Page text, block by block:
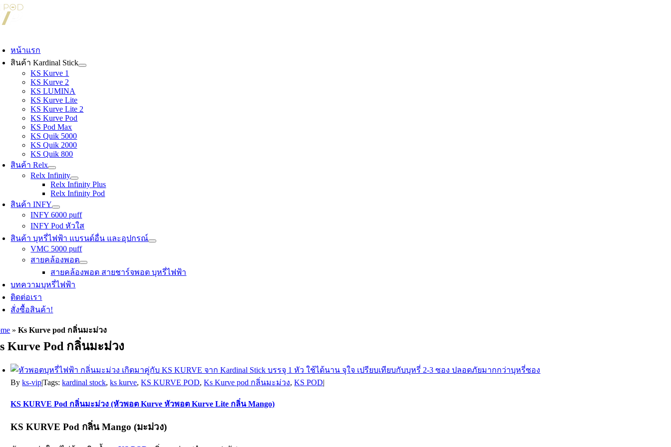
Skip
to
content
หน้าแรก
สินค้า Kardinal Stick
KS Kurve 1
KS Kurve 2
KS LUMINA
KS Kurve Lite
KS Kurve Lite 2
KS Kurve Pod
KS Pod Max
KS Quik 5000
KS Quik 2000
KS Quik 800
สินค้า Relx
Relx Infinity
Relx Infinity Plus
Relx Infinity Pod
สินค้า INFY
INFY 6000 puff
INFY Pod หัวใส
สินค้า บุหรี่ไฟฟ้า แบรนด์อื่น และอุปกรณ์
VMC 5000 puff
สายคล้องพอต
สายคล้องพอต สายชาร์จพอต บุหรี่ไฟฟ้า
บทความบุหรี่ไฟฟ้า
ติดต่อเรา
สั่งซื้อสินค้า!
»Ks Kurve pod กลิ่นมะม่วง
Kurve Pod กลิ่นมะม่วง
Byks-vip|Tags:kardinal stock,ks kurve,KS KURVE POD,Ks Kurve pod กลิ่นมะม่วง,KS POD|
KS KURVE Pod กลิ่นมะม่วง (หัวพอต Kurve หัวพอต Kurve Lite กลิ่น Mango)
KS KURVE Pod กลิ่น Mango (มะม่วง)